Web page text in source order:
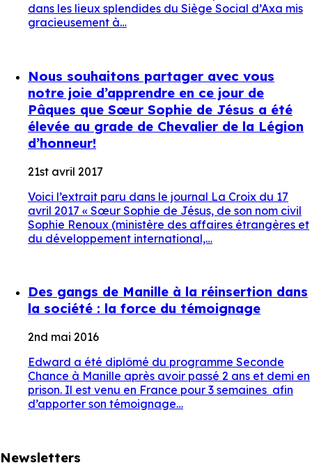
dans les lieux splendides du Siège Social d’Axa mis
gracieusement à…
Nous souhaitons partager avec vous
notre joie d’apprendre en ce jour de
Pâques que Sœur Sophie de Jésus a été
élevée au grade de Chevalier de la Légion
d’honneur!
21st avril 2017
Voici l’extrait paru dans le journal La Croix du 17
avril 2017 « Sœur Sophie de Jésus, de son nom civil
Sophie Renoux (ministère des affaires étrangères et
du développement international,…
Des gangs de Manille à la réinsertion dans
la société : la force du témoignage
2nd mai 2016
Edward a été diplômé du programme Seconde
Chance à Manille après avoir passé 2 ans et demi en
prison. Il est venu en France pour 3 semaines afin
d’apporter son témoignage…
Newsletters